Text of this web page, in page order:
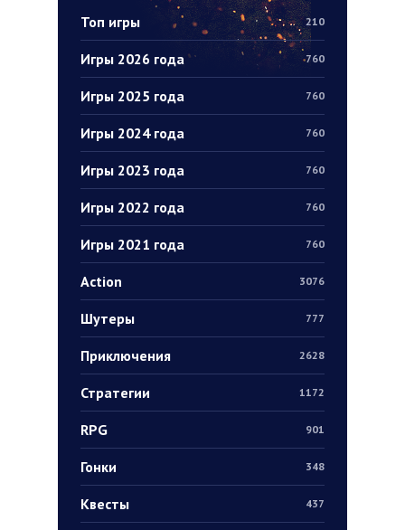
Топ игры 210
Игры 2026 года 760
Игры 2025 года 760
Игры 2024 года 760
Игры 2023 года 760
Игры 2022 года 760
Игры 2021 года 760
Action 3076
Шутеры 777
Приключения 2628
Стратегии 1172
RPG 901
Гонки 348
Квесты 437